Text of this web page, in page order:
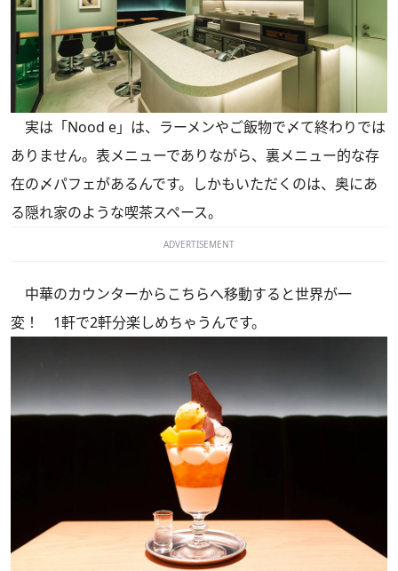
実は「Nood e」は、ラーメンやご飯物で〆て終わりでは
ありません。表メニューでありながら、裏メニュー的な存
在の〆パフェがあるんです。しかもいただくのは、奥にあ
る隠れ家のような喫茶スペース。
ADVERTISEMENT
中華のカウンターからこちらへ移動すると世界が一
変！ 1軒で2軒分楽しめちゃうんです。